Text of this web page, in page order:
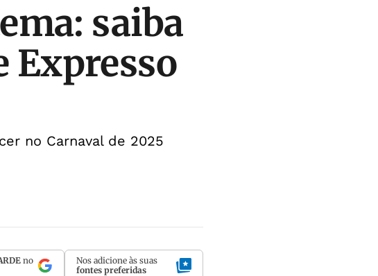
saiba
Expresso
no Carnaval de 2025
no
Nos adicione às suas
fontes preferidas